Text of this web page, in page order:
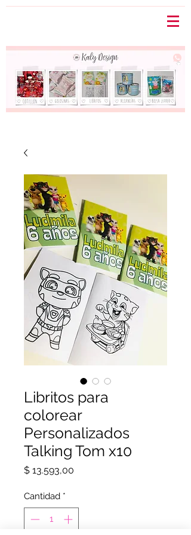
Libritos para
colorear
Personalizados
Talking Tom x10
$ 13.593,00
Cantidad *